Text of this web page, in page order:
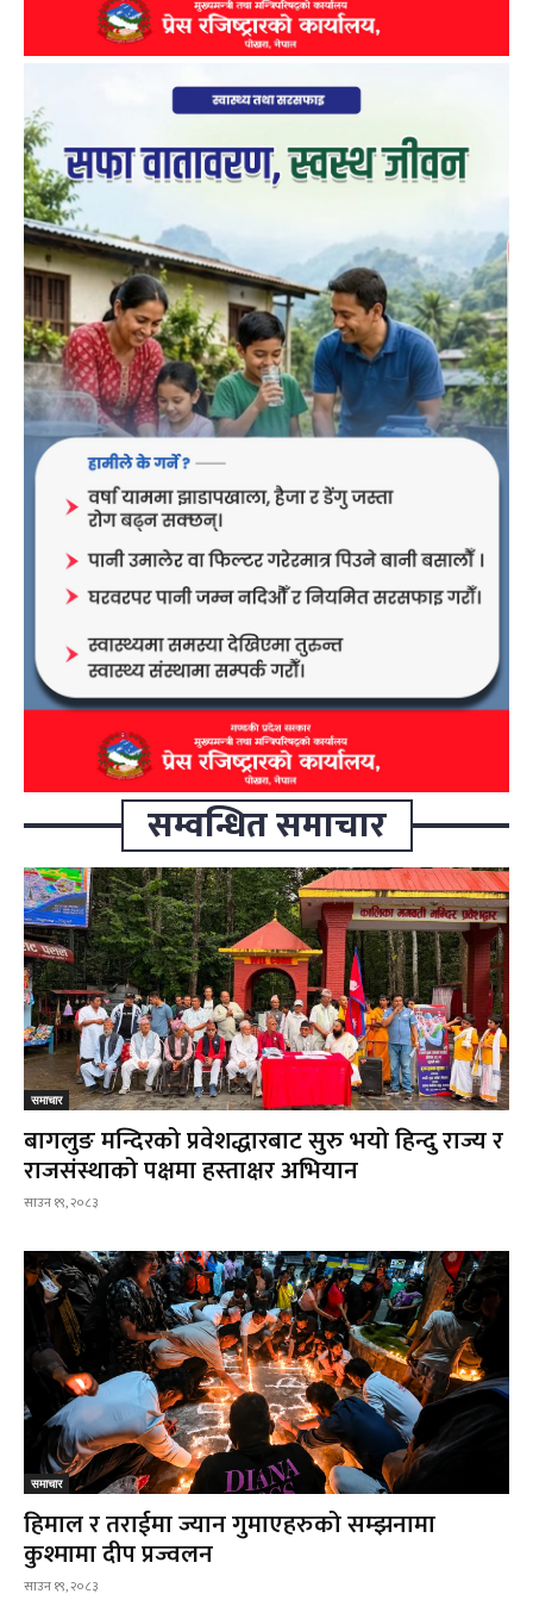
सम्वन्धित समाचार
समाचार
बागलुङ मन्दिरको प्रवेशद्धारबाट सुरु भयो हिन्दु राज्य र
राजसंस्थाको पक्षमा हस्ताक्षर अभियान
साउन १९, २०८३
समाचार
हिमाल र तराईमा ज्यान गुमाएहरुको सम्झनामा
कुश्मामा दीप प्रज्वलन
साउन १९, २०८३